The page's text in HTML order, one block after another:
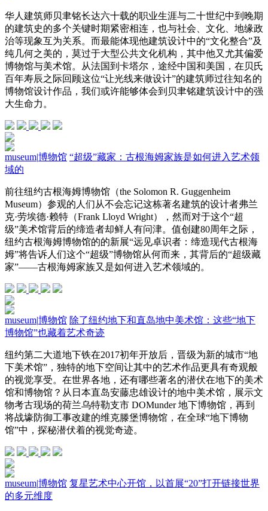
华人建筑师贝聿铭长达六十载的职业生涯与二十世纪中到晚期
的建筑史的多个关键时期紧密相连，也与社会、文化、地缘政
治等现象互为关系。而最能体现他建筑设计中的“文化整合”及
纯几何之美的，莫过于大型公共文化机构，其中他又尤其偏爱
博物馆与美术馆。从法国到卡塔尔，途经中国和美国，在贝氏
百年寿辰之际回顾这位“让光线来做设计”的建筑师过往知名的
博物馆设计作品，我们或许能够体会到贝聿铭建筑设计中的强
大生命力。
museum|博物馆 “超级”藏家：古根海姆家族是如何进入艺术领
域的
前往纽约古根海姆博物馆（the Solomon R. Guggenheim
Museum）参观的人们从不会忘记这栋著名建筑的设计者弗兰
克·劳埃德·赖特（Frank Lloyd Wright），然而对于这个“超
级”美术馆背后的缔造者却鲜人有问津。值创建80周年之际，
纽约古根海姆博物馆的的新展“远见卓识者：缔造现代古根海
姆”将告诉人们这个“超级”博物馆从何而来，其背后的“超级藏
家”——古根海姆家族又是如何进入艺术领域的。
museum|博物馆 除了纽约地下和直岛地中美术馆：这些“地下
博物馆”也藏着艺术奇迹
纽约第二大道地下铁在2017初年开放后，晋级为新的城市“地
下美术馆”，独特的地下空间让其中的艺术作品更具有奇观般
的视觉享受。在世界各地，还有哪些著名的潜伏在地下的美术
馆和博物馆？从日本直岛安藤忠雄设计的地中美术馆，展示文
物考古现场的荷兰乌特勒支市 DOMunder 地下博物馆，再到
将战壕防御工事改建的维克滕堡博物馆，在全球“地下博物
馆”中，探秘潜伏着的视觉奇迹。
museum|博物馆 复星艺术中心开馆，以首展“20”打开链接世界
的多元维度